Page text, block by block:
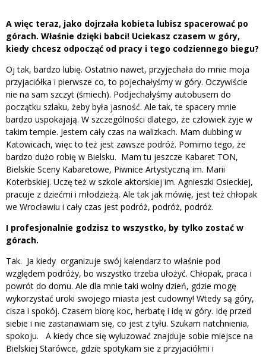
A więc teraz, jako dojrzała kobieta lubisz spacerować po
górach. Właśnie dzięki babci! Uciekasz czasem w góry,
kiedy chcesz odpocząć od pracy i tego codziennego biegu?
Oj tak, bardzo lubię. Ostatnio nawet, przyjechała do mnie moja
przyjaciółka i pierwsze co, to pojechałyśmy w góry. Oczywiście
nie na sam szczyt (śmiech). Podjechałyśmy autobusem do
początku szlaku, żeby była jasność. Ale tak, te spacery mnie
bardzo uspokajają. W szczególności dlatego, że człowiek żyje w
takim tempie. Jestem cały czas na walizkach. Mam dubbing w
Katowicach, więc to też jest zawsze podróż. Pomimo tego, że
bardzo dużo robię w Bielsku. Mam tu jeszcze Kabaret TON,
Bielskie Sceny Kabaretowe, Piwnice Artystyczną im. Marii
Koterbskiej. Uczę też w szkole aktorskiej im. Agnieszki Osieckiej,
pracuje z dziećmi i młodzieżą. Ale tak jak mówię, jest też chłopak
we Wrocławiu i cały czas jest podróż, podróż, podróż.
I profesjonalnie godzisz to wszystko, by tylko zostać w
górach.
Tak. Ja kiedy organizuje swój kalendarz to właśnie pod
względem podróży, bo wszystko trzeba ułożyć. Chłopak, praca i
powrót do domu. Ale dla mnie taki wolny dzień, gdzie mogę
wykorzystać uroki swojego miasta jest cudowny! Wtedy są góry,
cisza i spokój. Czasem biorę koc, herbatę i idę w góry. Idę przed
siebie i nie zastanawiam się, co jest z tyłu. Szukam natchnienia,
spokoju. A kiedy chce się wyluzować znajduje sobie miejsce na
Bielskiej Starówce, gdzie spotykam sie z przyjaciółmi i